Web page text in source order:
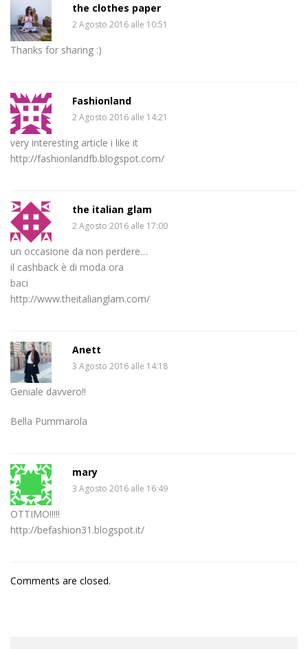
the clothes paper
2 Agosto 2016 alle 10:51
Thanks for sharing :)
Fashionland
2 Agosto 2016 alle 14:21
very interesting article i like it
http://fashionlandfb.blogspot.com/
the italian glam
2 Agosto 2016 alle 17:00
un occasione da non perdere…
il cashback è di moda ora
baci
http://www.theitalianglam.com/
Anett
3 Agosto 2016 alle 14:18
Geniale davvero!!
Bella Pummarola
mary
3 Agosto 2016 alle 16:49
OTTIMO!!!!!
http://befashion31.blogspot.it/
Comments are closed.